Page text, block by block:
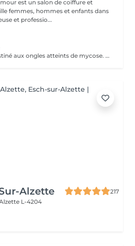
est un salon de coiffure et
femmes, hommes et enfants dans
et professio...
Traitement au laser destiné aux ongles atteints de mycose. Le laser agit directement sur la zone concernée et complète les soins podologiques afin d'améliorer l'aspect et la santé de l'ongle. Procédure rapide, sûre et non invasive. Le nombre de séances nécessaires peut varier selon l'état de l'ongle et l'évolution du traitement.
Alzette
217
L-4204